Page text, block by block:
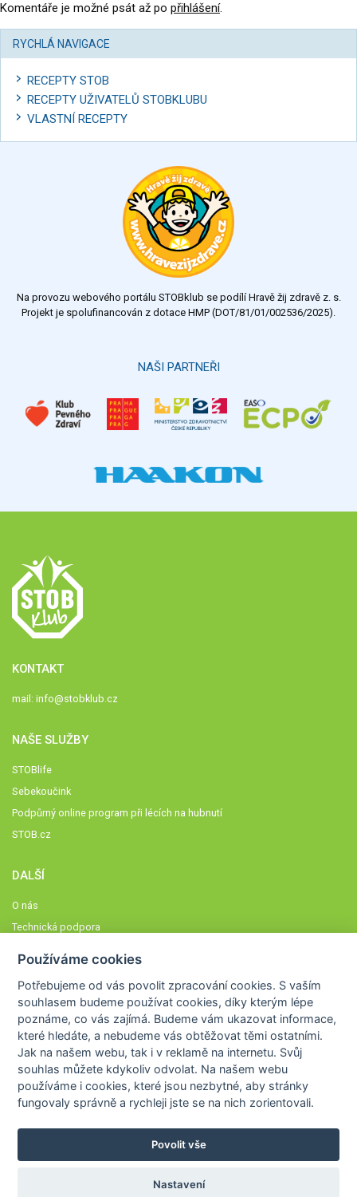
Komentáře je možné psát až po přihlášení.
RYCHLÁ NAVIGACE
RECEPTY STOB
RECEPTY UŽIVATELŮ STOBKLUBU
VLASTNÍ RECEPTY
Na provozu webového portálu STOBklub se podílí Hravě žij zdravě z. s.
Projekt je spolufinancován z dotace HMP (DOT/81/01/002536/2025).
NAŠI PARTNEŘI
KONTAKT
mail: info@stobklub.cz
NAŠE SLUŽBY
STOBlife
Sebekoučink
Podpůrný online program při lécích na hubnutí
STOB.cz
DALŠÍ
O nás
Technická podpora
Členové STOBklubu
Zásady nakládání s osobními údaji
Otestujte se
Spočítejte si
Výzva 52
WWW.HRAVEZIJZDRAVE.CZ
Používáme cookies
Potřebujeme od vás povolit zpracování cookies. S vaším
souhlasem budeme používat cookies, díky kterým lépe
poznáme,co vás zajímá. Budeme vám ukazovat informace,
které hledáte, a nebudeme vás obtěžovat těmi ostatními.
Jak na našem webu, tak i v reklamě na internetu. Svůj
souhlas můžete kdykoliv odvolat. Na našem webu
používáme i cookies, které jsou nezbytné, aby stránky
fungovaly správně a rychleji jste se na nich zorientovali.
Povolit vše
Nastavení